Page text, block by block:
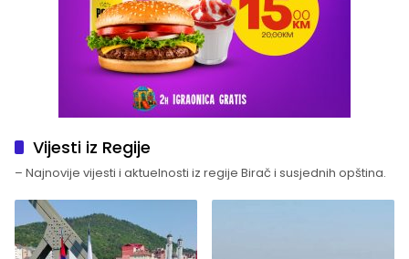
Vijesti iz Regije
– Najnovije vijesti i aktuelnosti iz regije Birač i susjednih opština.